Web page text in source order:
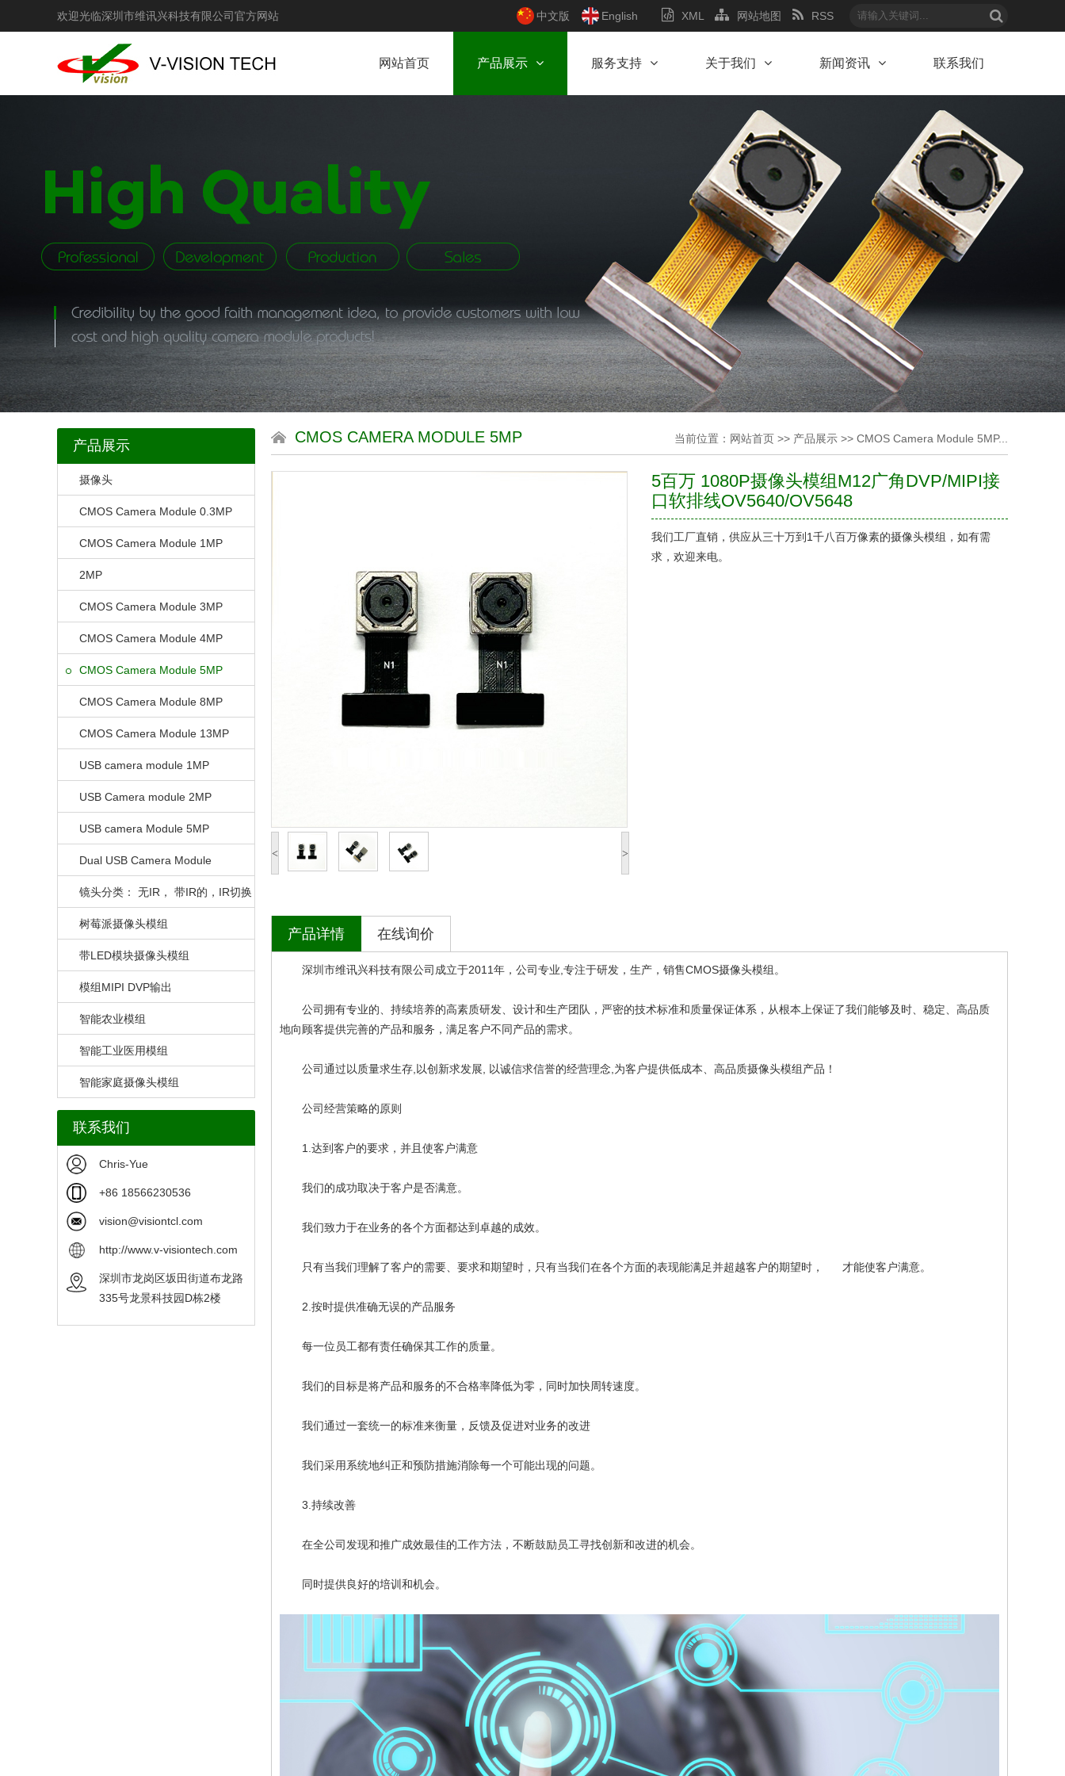
欢迎光临深圳市维讯兴科技有限公司官方网站 中文版 English XML 网站地图 RSS
网站首页 产品展示 服务支持 关于我们 新闻资讯 联系我们
产品展示
摄像头
CMOS Camera Module 0.3MP
CMOS Camera Module 1MP
2MP
CMOS Camera Module 3MP
CMOS Camera Module 4MP
CMOS Camera Module 5MP
CMOS Camera Module 8MP
CMOS Camera Module 13MP
USB camera module 1MP
USB Camera module 2MP
USB camera Module 5MP
Dual USB Camera Module
镜头分类： 无IR， 带IR的，IR切换
树莓派摄像头模组
带LED模块摄像头模组
模组MIPI DVP输出
智能农业模组
智能工业医用模组
智能家庭摄像头模组
联系我们
Chris-Yue
+86 18566230536
vision@visiontcl.com
http://www.v-visiontech.com
深圳市龙岗区坂田街道布龙路
335号龙景科技园D栋2楼
当前位置： 网站首页 >> 产品展示 >> CMOS Camera Module 5MP...
CMOS CAMERA MODULE 5MP
< >
5百万 1080P摄像头模组M12广角DVP/MIPI接
口软排线OV5640/OV5648
我们工厂直销，供应从三十万到1千八百万像素的摄像头模组，如有需
求，欢迎来电。
产品详情 在线询价
深圳市维讯兴科技有限公司成立于2011年，公司专业,专注于研发，生产，销售CMOS摄像头模组。
公司拥有专业的、持续培养的高素质研发、设计和生产团队，严密的技术标准和质量保证体系，从根本上保证了我们能够及时、稳定、高品质
地向顾客提供完善的产品和服务，满足客户不同产品的需求。
公司通过以质量求生存,以创新求发展, 以诚信求信誉的经营理念,为客户提供低成本、高品质摄像头模组产品！
公司经营策略的原则
1.达到客户的要求，并且使客户满意
我们的成功取决于客户是否满意。
我们致力于在业务的各个方面都达到卓越的成效。
只有当我们理解了客户的需要、要求和期望时，只有当我们在各个方面的表现能满足并超越客户的期望时， 才能使客户满意。
2.按时提供准确无误的产品服务
每一位员工都有责任确保其工作的质量。
我们的目标是将产品和服务的不合格率降低为零，同时加快周转速度。
我们通过一套统一的标准来衡量，反馈及促进对业务的改进
我们采用系统地纠正和预防措施消除每一个可能出现的问题。
3.持续改善
在全公司发现和推广成效最佳的工作方法，不断鼓励员工寻找创新和改进的机会。
同时提供良好的培训和机会。